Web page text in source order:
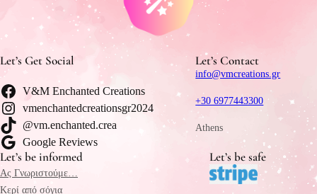
Let’s Get Social
V&M Enchanted Creations
vmenchantedcreationsgr2024
@vm.enchanted.crea
Google Reviews
Let’s Contact
info@vmcreations.gr
+30 6977443300
Athens
Let’s be informed
Ας Γνωριστούμε…
Κερί από σόγια
Let’s be safe